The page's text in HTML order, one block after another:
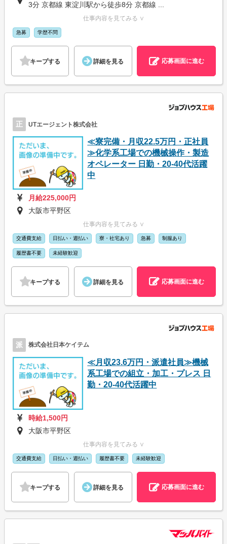
3分 京都線 東淀川駅から徒歩8分 京都線 ...
仕事内容を見てみる ∨
急募 学歴不問
キープする 詳細を見る 応募画面に進む
正 UTエージェント株式会社
≪寮完備・月収22.5万円・正社員
≫化学系工場での機械操作・製造
オペレーター 日勤・20-40代活躍
中
月給225,000円
大阪市平野区
仕事内容を見てみる ∨
交通費支給 日払い・週払い 寮・社宅あり 急募 制服あり
履歴書不要 未経験歓迎
キープする 詳細を見る 応募画面に進む
派 株式会社日本ケイテム
≪月収23.6万円・派遣社員≫機械
系工場での組立・加工・プレス 日
勤・20-40代活躍中
時給1,500円
大阪市平野区
仕事内容を見てみる ∨
交通費支給 日払い・週払い 履歴書不要 未経験歓迎
キープする 詳細を見る 応募画面に進む